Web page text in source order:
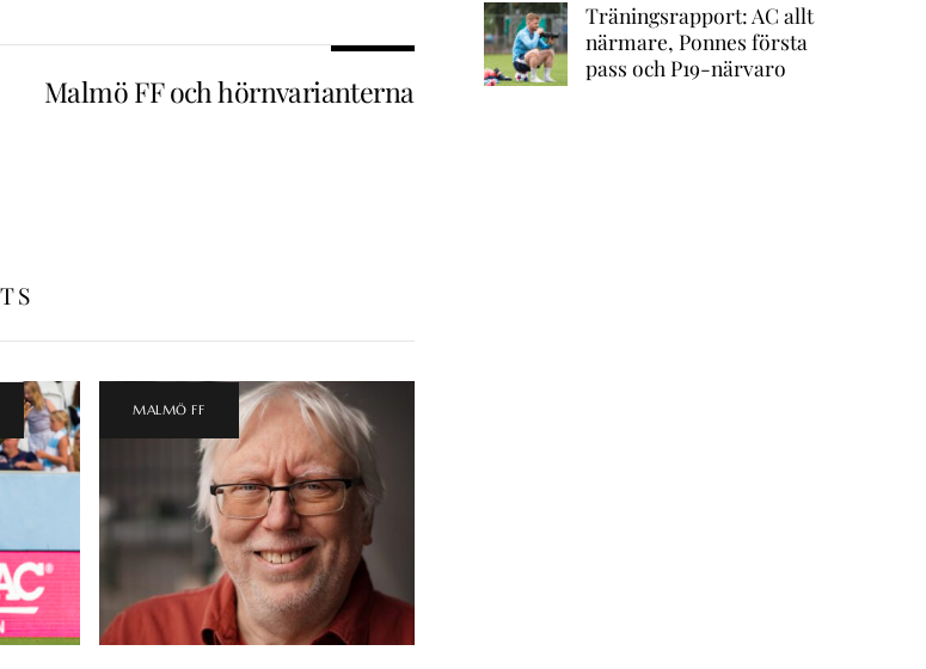
Malmö FF och hörnvarianterna
MALMÖ FF
Träningsrapport: AC allt
närmare, Ponnes första
pass och P19-närvaro